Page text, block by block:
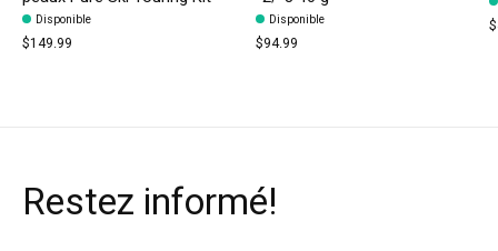
Disponible
$149.99
Disponible
$94.99
Restez informé!